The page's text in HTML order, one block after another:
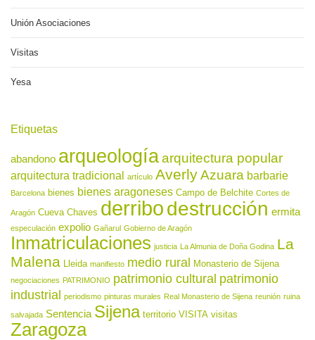
Unión Asociaciones
Visitas
Yesa
Etiquetas
abandono arqueologíaarquitectura popular
arquitectura tradicional artículo AverlyAzuara barbarie
Barcelona bienes bienes aragoneses Campo de Belchite Cortes de
Aragón Cueva Chaves derribodestrucción ermita
especulación expolio Gañarul Gobierno de Aragón
Inmatriculaciones justicia La Almunia de Doña Godina La
Malena
Lleida manifiesto medio rural Monasterio de Sijena
negociaciones PATRIMONIO patrimonio cultural patrimonio
industrial periodismo pinturas murales Real Monasterio de Sijena reunión ruina
salvajada Sentencia Sijena territorio VISITA visitas
Zaragoza